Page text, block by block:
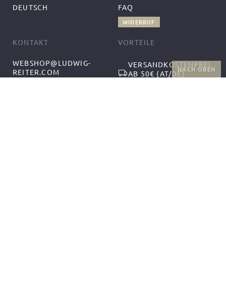
NACH OBEN
DEUTSCH
FAQ
WIDERRUF
KONTAKT
WEBSHOP@LUDWIG-
REITER.COM
VORTEILE
VERSANDKOSTENFREI
AB 50€ (AT/DE)